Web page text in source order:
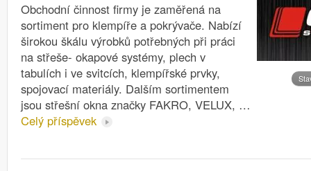
Obchodní činnost firmy je zaměřená na
sortiment pro klempíře a pokrývače. Nabízí
širokou škálu výrobků potřebných při práci
na střeše- okapové systémy, plech v
tabulích i ve svitcích, klempířské prvky,
spojovací materiály. Dalším sortimentem
jsou střešní okna značky FAKRO, VELUX, …
Celý příspěvek